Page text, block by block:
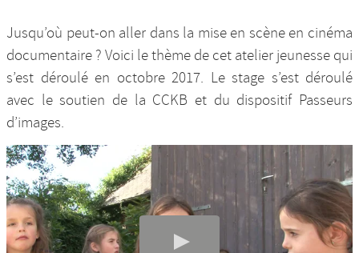
Jusqu’où peut-on aller dans la mise en scène en cinéma
documentaire ? Voici le thème de cet atelier jeunesse qui
s’est déroulé en octobre 2017. Le stage s’est déroulé
avec le soutien de la CCKB et du dispositif Passeurs
d’images.